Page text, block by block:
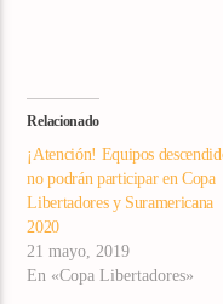
Relacionado
¡Atención! Equipos
no podrán participar en Copa
Libertadores y Suramericana
2020
21 mayo, 2019
En «Copa Libertadores»